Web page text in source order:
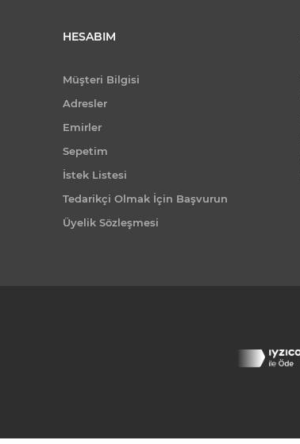
HESABIM
Müşteri Bilgisi
Adresler
Emirler
Sepetim
İstek Listesi
Tedarikçi Olmak İçin Başvurun
Üyelik Sözleşmesi